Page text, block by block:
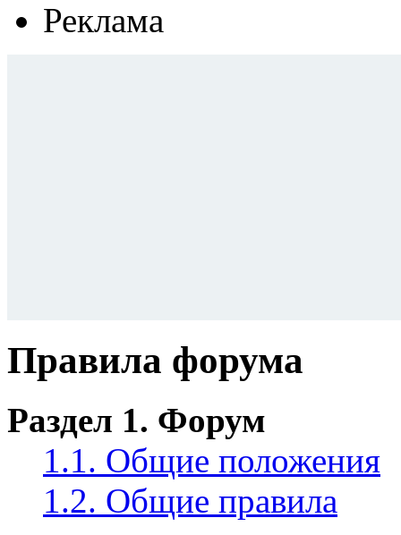
Реклама
Правила форума
Раздел 1. Форум
1.1. Общие положения
1.2. Общие правила